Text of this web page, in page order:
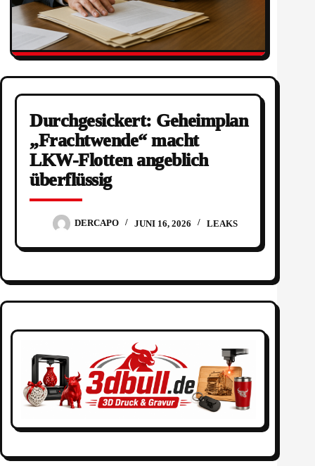
Durchgesickert: Geheimplan
„Frachtwende“ macht
LKW-Flotten angeblich
überflüssig
DERCAPO JUNI 16, 2026 LEAKS